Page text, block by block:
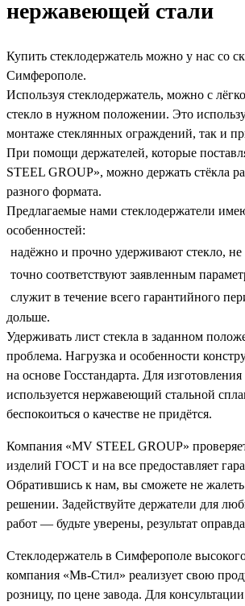
нержавеющей стали
Купить стеклодержатель можно у нас со
Симферополе.
Используя стеклодержатель, можно с
стекло в нужном положении. Это
монтаже стеклянных ограждений, так и
При помощи держателей, которые
STEEL GROUP», можно держать стёкла
разного формата.
Предлагаемые нами стеклодержатели
особенностей:
надёжно и прочно удерживают стекло, не
точно соответствуют заявленным
служит в течение всего гарантийного
дольше.
Удерживать лист стекла в заданном
проблема. Нагрузка и особенности
на основе Госстандарта. Для
используется нержавеющий стальной
беспокоиться о качестве не придётся.
Компания «MV STEEL GROUP»
изделий ГОСТ и на все предоставляет
Обратившись к нам, вы сможете не
решении. Задействуйте держатели для
работ — будьте уверены, результат
Стеклодержатель в Симферополе высокого
компания «Мв-Стил» реализует свою
розницу, по цене завода. Для